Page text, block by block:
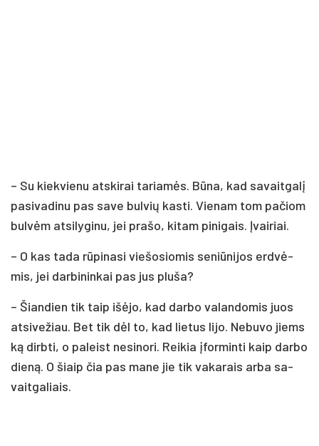
– Su kiek­vie­nu at­ski­rai ta­ria­mės. Bū­na, kad sa­vait­ga­lį
pa­si­va­di­nu pas sa­ve bul­vių kas­ti. Vie­nam tom pa­čiom
bul­vėm at­si­ly­gi­nu, jei pra­šo, ki­tam pi­ni­gais. Įvai­riai.
– O kas ta­da rū­pi­na­si vie­šo­sio­mis se­niū­ni­jos erd­vė­
mis, jei dar­bi­nin­kai pas jus plu­ša?
– Šian­dien tik taip išė­jo, kad dar­bo va­lan­do­mis juos
at­si­ve­žiau. Bet tik dėl to, kad lie­tus li­jo. Ne­bu­vo jiems
ką dirb­ti, o pa­leist ne­si­no­ri. Rei­kia įfor­min­ti kaip dar­bo
die­ną. O šiaip čia pas ma­ne jie tik va­ka­rais ar­ba sa­
vait­ga­liais.